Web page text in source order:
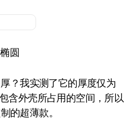
圆
？我实测了它的厚度仅为
含外壳所占用的空间，所以
的超薄款。